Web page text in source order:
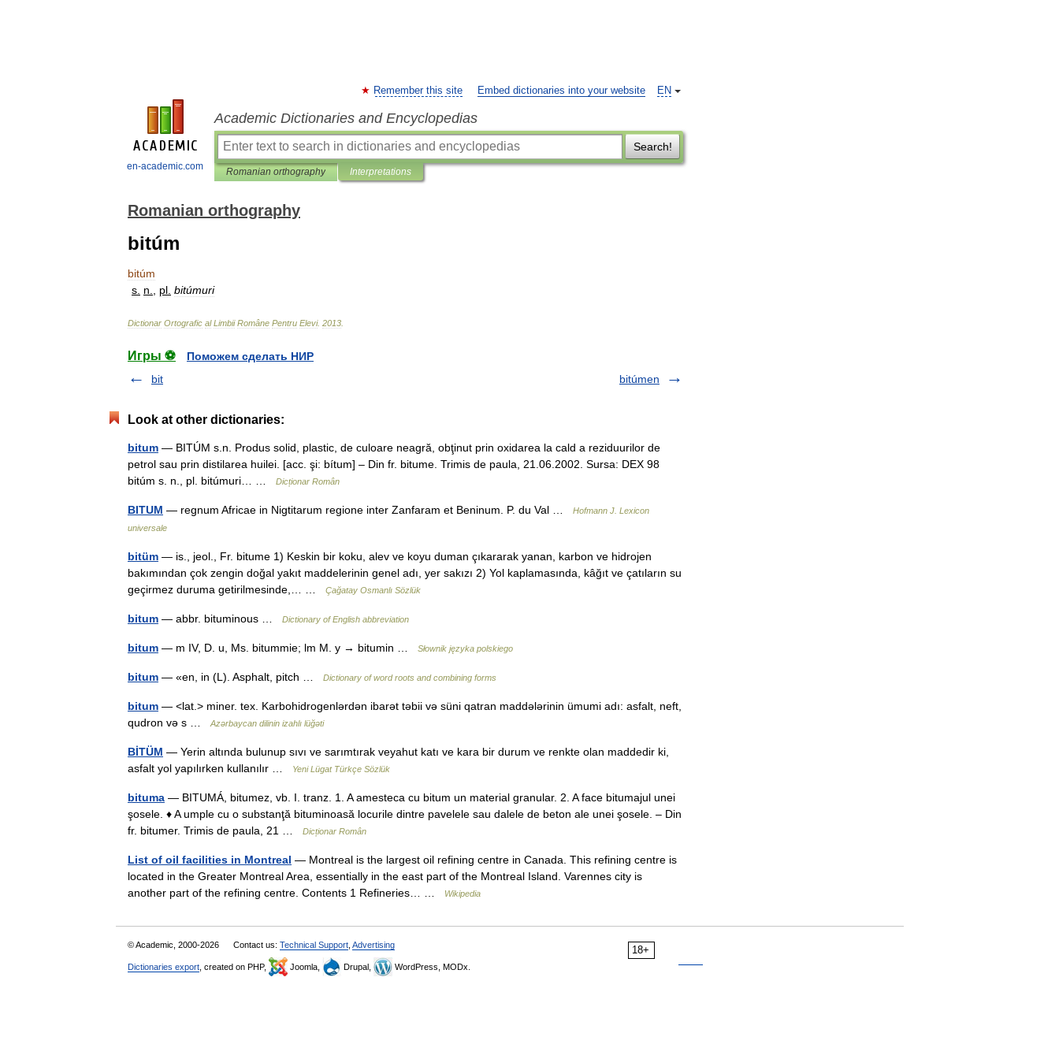
en-academic.com
EN
Remember this site Embed dictionaries into your website
Academic Dictionaries and Encyclopedias
Search!
Romanian orthography Interpretations
Romanian orthography
bitúm
bitúm
s n pl bitúmuri
Dictionar Ortografic al Limbii Române Pentru Elevi. 2013
Игры ⚽
Поможем сделать НИР
bit
bitúmen
Look at other dictionaries:
bitum — BITÚM s.n. Produs solid, plastic, de culoare neagră, obţinut prin oxidarea la cald a reziduurilor de
petrol sau prin distilarea huilei. [acc. şi: bítum] – Din fr. bitume. Trimis de paula, 21.06.2002. Sursa: DEX 98
bitúm s. n., pl. bitúmuri… …
Dicționar Român
BITUM — regnum Africae in Nigtitarum regione inter Zanfaram et Beninum. P. du Val …
Hofmann J. Lexicon
universale
bitüm — is., jeol., Fr. bitume 1) Keskin bir koku, alev ve koyu duman çıkararak yanan, karbon ve hidrojen
bakımından çok zengin doğal yakıt maddelerinin genel adı, yer sakızı 2) Yol kaplamasında, kâğıt ve çatıların su
geçirmez duruma getirilmesinde,… …
Çağatay Osmanlı Sözlük
bitum — abbr. bituminous … Dictionary of English abbreviation
bitum — m IV, D. u, Ms. bitummie; lm M. y → bitumin … Słownik języka polskiego
bitum — «en, in (L). Asphalt, pitch … Dictionary of word roots and combining forms
bitum — <lat.> miner. tex. Karbohidrogenlərdən ibarət təbii və süni qatran maddələrinin ümumi adı: asfalt, neft,
qudron və s …
Azərbaycan dilinin izahlı lüğəti
BİTÜM — Yerin altında bulunup sıvı ve sarımtırak veyahut katı ve kara bir durum ve renkte olan maddedir ki,
asfalt yol yapılırken kullanılır …
Yeni Lügat Türkçe Sözlük
bituma — BITUMÁ, bitumez, vb. I. tranz. 1. A amesteca cu bitum un material granular. 2. A face bitumajul unei
şosele. ♦ A umple cu o substanţă bituminoasă locurile dintre pavelele sau dalele de beton ale unei şosele. – Din
fr. bitumer. Trimis de paula, 21 …
Dicționar Român
List of oil facilities in Montreal — Montreal is the largest oil refining centre in Canada. This refining centre is
located in the Greater Montreal Area, essentially in the east part of the Montreal Island. Varennes city is
another part of the refining centre. Contents 1 Refineries… …
Wikipedia
18+
© Academic, 2000-2026 Contact us: Technical Support Advertising
Dictionaries export , created on PHP, Joomla, Drupal, WordPress, MODx.